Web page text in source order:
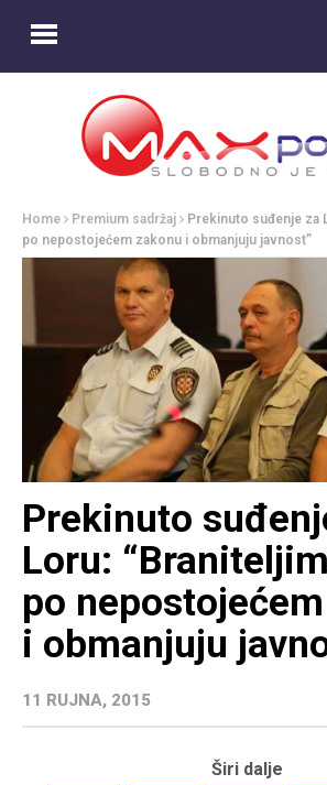
Home Premium sadržaj
Prekinuto suđenje za
po nepostojećem zakonu i obmanjuju javnost”
Prekinuto
Loru:
po
i obmanjuju
11 RUJNA, 2015
Širi dalje